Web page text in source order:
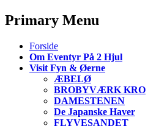
Primary Menu
Forside
Om Eventyr På 2 Hjul
Visit Fyn & Øerne
ÆBELØ
BROBYVÆRK KRO
DAMESTENEN
De Japanske Haver
FLYVESANDET